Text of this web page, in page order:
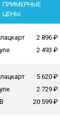
ПРИМЕРНЫЕ
ЦЕНЫ
2 896
2 493
5 620
2 729
20 599